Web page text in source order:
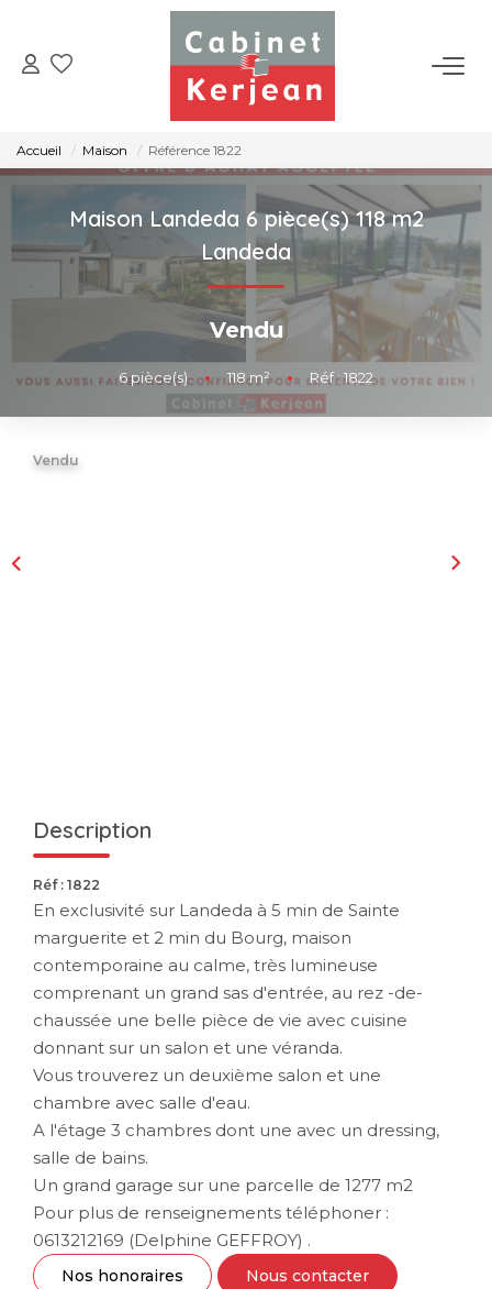
ACHETER
VENDRE
LOUER
NOS AGENCES
CONTACT
Accueil Maison Référence 1822
Maison Landeda 6 pièce(s) 118 m2
Landeda
Vendu
6pièce(s) • 118m² • Réf : 1822
Vendu
Description
Réf : 1822
En exclusivité sur Landeda à 5 min de Sainte
marguerite et 2 min du Bourg, maison
contemporaine au calme, très lumineuse
comprenant un grand sas d'entrée, au rez -de-
chaussée une belle pièce de vie avec cuisine
donnant sur un salon et une véranda.
Vous trouverez un deuxième salon et une
chambre avec salle d'eau.
A l'étage 3 chambres dont une avec un dressing,
salle de bains.
Un grand garage sur une parcelle de 1277 m2
Pour plus de renseignements téléphoner :
0613212169 (Delphine GEFFROY) .
Nos honoraires Nous contacter